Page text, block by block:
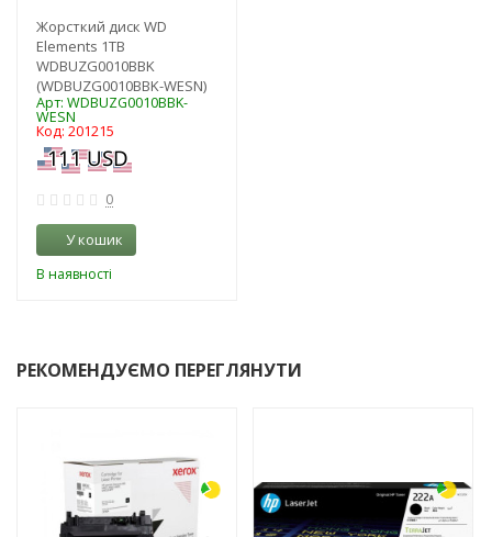
Жорсткий диск WD
Elements 1TB
WDBUZG0010BBK
(WDBUZG0010BBK-WESN)
Арт: WDBUZG0010BBK-
WESN
Код: 201215
0
У кошик
В наявності
РЕКОМЕНДУЄМО ПЕРЕГЛЯНУТИ